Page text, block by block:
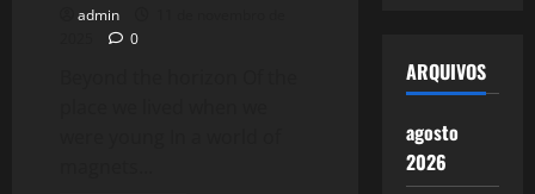
admin
0
ARQUIVOS
agosto
2026